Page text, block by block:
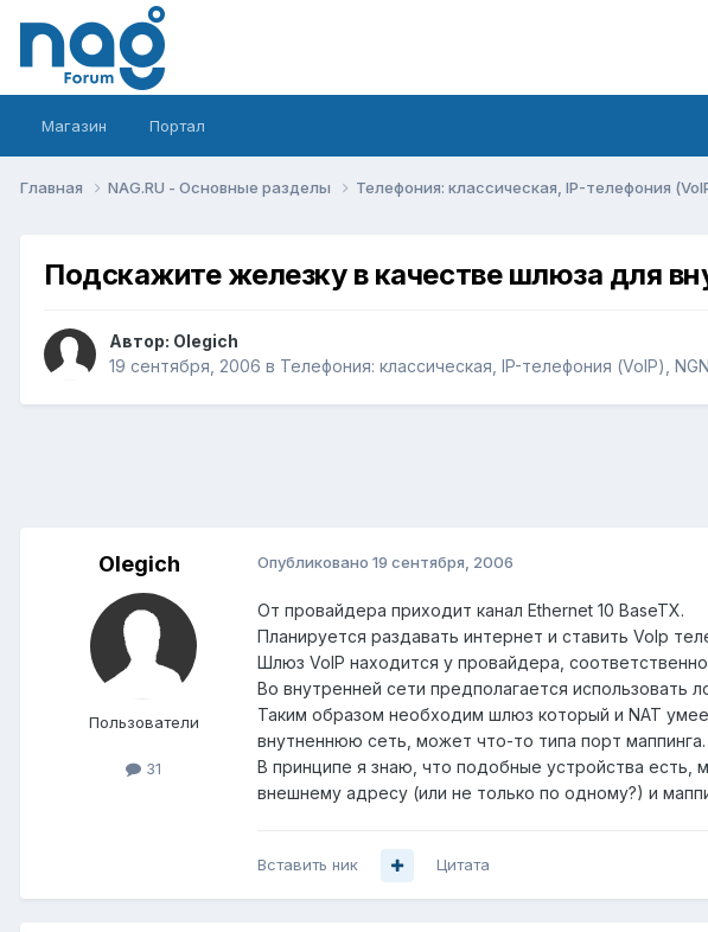
Магазин Портал
Главная NAG.RU - Основные разделы Телефония: классическая, IP-телефония
Подскажите железку в качестве шлюза для
Автор: Olegich
19 сентября, 2006 в Телефония: классическая, IP-телефония (VoIP),
Olegich
Пользователи
31
Опубликовано 19 сентября, 2006
От провайдера приходит канал Ethernet 10 BaseTX.
Планируется раздавать интернет и ставить VoIp
Шлюз VoIP находится у провайдера,
Во внутренней сети предполагается использовать
Таким образом необходим шлюз который и NAT
внутненнюю сеть, может что-то типа порт маппинга.
В принципе я знаю, что подобные устройства есть,
внешнему адресу (или не только по одному?) и
Вставить ник Цитата